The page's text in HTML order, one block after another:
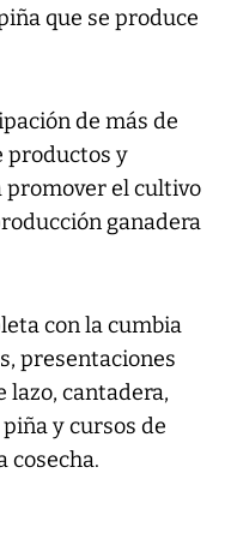
que se produce
de más de
productos y
promover el cultivo
ganadera
con la cumbia
presentaciones
lazo, cantadera,
y cursos de
cosecha.